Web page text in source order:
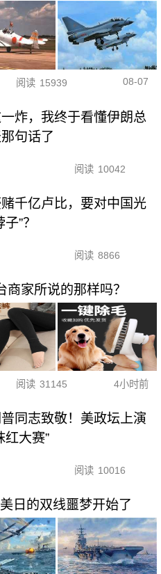
阅读 15939 08-07
炸，我终于看懂伊朗总
句话了
阅读 10042
千亿卢比，要对中国光
”？
阅读 8866
家所说的那样吗？
阅读 31145 4小时前
同志致敬！美政坛上演
红大赛”
阅读 10016
日的双线噩梦开始了